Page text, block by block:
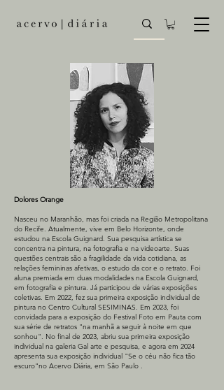
Dolores Orange
Nasceu no Maranhão, mas foi criada na Região Metropolitana
do Recife. Atualmente, vive em Belo Horizonte, onde
estudou na Escola Guignard. Sua pesquisa artística se
concentra na pintura, na fotografia e na videoarte. Suas
questões centrais são a fragilidade da vida cotidiana, as
relações femininas afetivas, o estudo da cor e o retrato. Foi
aluna premiada em duas modalidades na Escola Guignard,
em fotografia e pintura. Já participou de várias exposições
coletivas. Em 2022, fez sua primeira exposição individual de
pintura no Centro Cultural SESIMINAS. Em 2023, foi
convidada para a exposição do Festival Foto em Pauta com
sua série de retratos "na manhã a seguir à noite em que
sonhou". No final de 2023, abriu sua primeira exposição
individual na galeria Gal arte e pesquisa, e agora em 2024
apresenta sua exposição individual "Se o céu não fica tão
escuro"no Acervo Diária, em São Paulo .